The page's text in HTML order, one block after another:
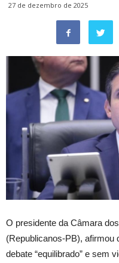
27 de dezembro de 2025
O presidente da Câmara
(Republicanos-PB), afirmou
debate “equilibrado” e sem